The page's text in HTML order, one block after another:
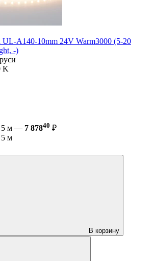
UL-A140-10mm 24V Warm3000 (5-20
-)
K
5 м — 7 87840 ₽
5 м
В корзину